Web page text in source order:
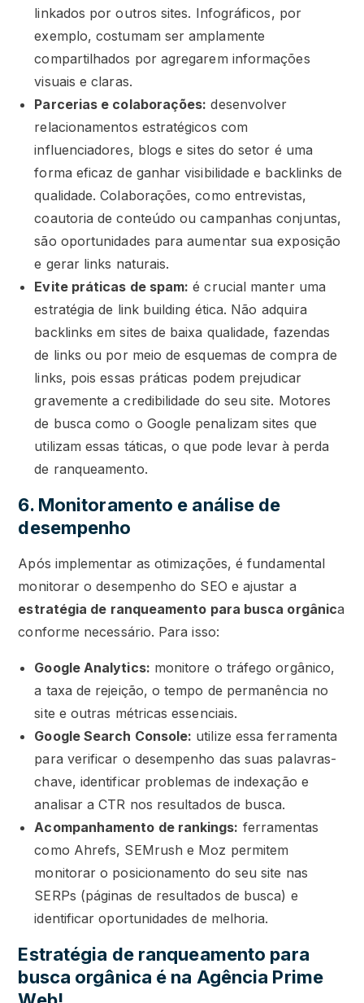
linkados por outros sites. Infográficos, por
exemplo, costumam ser amplamente
compartilhados por agregarem informações
visuais e claras.
Parcerias e colaborações: desenvolver
relacionamentos estratégicos com
influenciadores, blogs e sites do setor é uma
forma eficaz de ganhar visibilidade e backlinks de
qualidade. Colaborações, como entrevistas,
coautoria de conteúdo ou campanhas conjuntas,
são oportunidades para aumentar sua exposição
e gerar links naturais.
Evite práticas de spam: é crucial manter uma
estratégia de link building ética. Não adquira
backlinks em sites de baixa qualidade, fazendas
de links ou por meio de esquemas de compra de
links, pois essas práticas podem prejudicar
gravemente a credibilidade do seu site. Motores
de busca como o Google penalizam sites que
utilizam essas táticas, o que pode levar à perda
de ranqueamento.
6. Monitoramento e análise de
desempenho
Após implementar as otimizações, é fundamental
monitorar o desempenho do SEO e ajustar a
estratégia de ranqueamento para busca orgânica
conforme necessário. Para isso:
Google Analytics: monitore o tráfego orgânico,
a taxa de rejeição, o tempo de permanência no
site e outras métricas essenciais.
Google Search Console: utilize essa ferramenta
para verificar o desempenho das suas palavras-
chave, identificar problemas de indexação e
analisar a CTR nos resultados de busca.
Acompanhamento de rankings: ferramentas
como Ahrefs, SEMrush e Moz permitem
monitorar o posicionamento do seu site nas
SERPs (páginas de resultados de busca) e
identificar oportunidades de melhoria.
Estratégia de ranqueamento para
busca orgânica é na Agência Prime